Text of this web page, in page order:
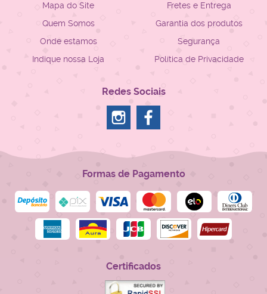
Mapa do Site
Quem Somos
Onde estamos
Indique nossa Loja
Fretes e Entrega
Garantia dos produtos
Segurança
Política de Privacidade
Redes Sociais
Formas de Pagamento
Certificados